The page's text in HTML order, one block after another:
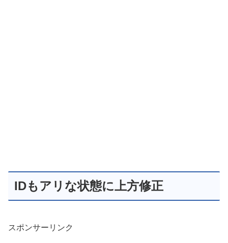
IDもアリな状態に上方修正
スポンサーリンク